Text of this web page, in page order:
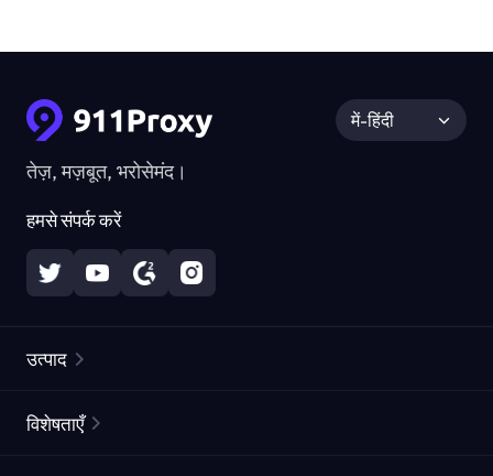
तेज़, मज़बूत, भरोसेमंद।
हमसे संपर्क करें
में-हिंदी
उत्पाद
विशेषताएँ